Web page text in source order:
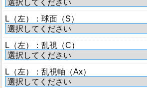
会社概要
COMPANY
インフォメーショ
L（左）：球面（S）
L（左）：乱視（C）
L（左）：乱視軸（Ax）